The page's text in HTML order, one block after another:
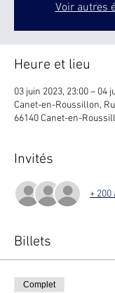
Voir autres
Heure et lieu
03 juin 2023, 23:00 – 04
Canet-en-Roussillon,
66140 Canet-en-
Invités
+
Billets
Complet